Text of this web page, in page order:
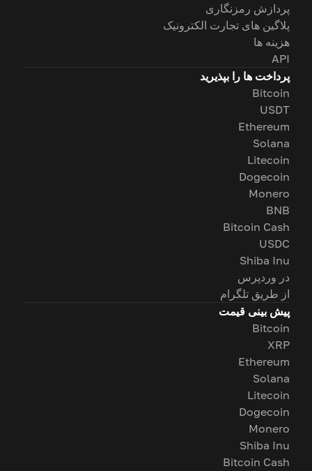
پردازش رمزنگاری
پلاگین های تجارت الکترونیک
هزینه ها
API
پرداخت ها را بپذیرید
Bitcoin
USDT
Ethereum
Solana
Litecoin
Dogecoin
Monero
BNB
Bitcoin Cash
USDC
Shiba Inu
در وردپرس
از طریق تلگرام
پیش بینی قیمت
Bitcoin
XRP
Ethereum
Solana
Litecoin
Dogecoin
Monero
Shiba Inu
Bitcoin Cash